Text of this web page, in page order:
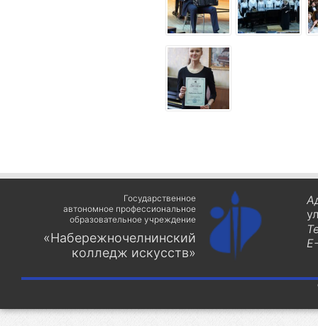
Государственное
автономное профессиональное
образовательное учреждение
«Набережночелнинский
колледж искусств»